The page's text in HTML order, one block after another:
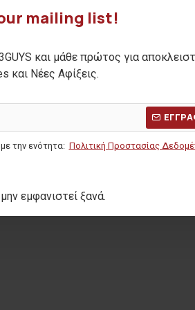
mailing list!
και μάθε πρώτος για
και Νέες Αφίξεις.
την ενότητα: Πολιτική Προστασίας
εμφανιστεί ξανά.
30,00€
ΑΝΑΓΡΑΦΟΜΕΝΗ ΤΙΜΗ:71,90€
ΤΙΜΗ 30 ΗΜΕΡΩΝ: 30,00€
ΚΑΛΥΤΕΡΗ